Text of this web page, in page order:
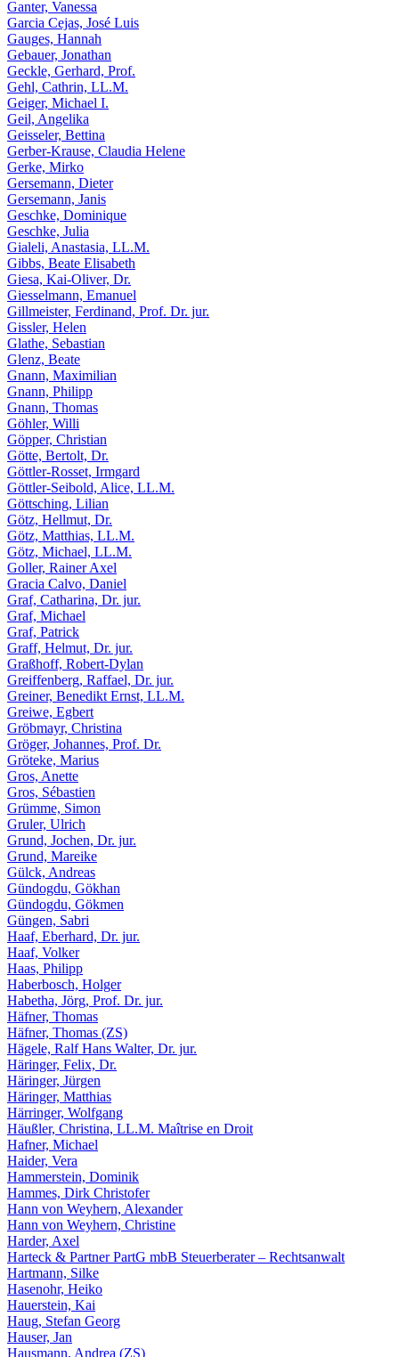
Ganter, Vanessa
Garcia Cejas, José Luis
Gauges, Hannah
Gebauer, Jonathan
Geckle, Gerhard, Prof.
Gehl, Cathrin, LL.M.
Geiger, Michael I.
Geil, Angelika
Geisseler, Bettina
Gerber-Krause, Claudia Helene
Gerke, Mirko
Gersemann, Dieter
Gersemann, Janis
Geschke, Dominique
Geschke, Julia
Gialeli, Anastasia, LL.M.
Gibbs, Beate Elisabeth
Giesa, Kai-Oliver, Dr.
Giesselmann, Emanuel
Gillmeister, Ferdinand, Prof. Dr. jur.
Gissler, Helen
Glathe, Sebastian
Glenz, Beate
Gnann, Maximilian
Gnann, Philipp
Gnann, Thomas
Göhler, Willi
Göpper, Christian
Götte, Bertolt, Dr.
Göttler-Rosset, Irmgard
Göttler-Seibold, Alice, LL.M.
Göttsching, Lilian
Götz, Hellmut, Dr.
Götz, Matthias, LL.M.
Götz, Michael, LL.M.
Goller, Rainer Axel
Gracia Calvo, Daniel
Graf, Catharina, Dr. jur.
Graf, Michael
Graf, Patrick
Graff, Helmut, Dr. jur.
Graßhoff, Robert-Dylan
Greiffenberg, Raffael, Dr. jur.
Greiner, Benedikt Ernst, LL.M.
Greiwe, Egbert
Gröbmayr, Christina
Gröger, Johannes, Prof. Dr.
Gröteke, Marius
Gros, Anette
Gros, Sébastien
Grümme, Simon
Gruler, Ulrich
Grund, Jochen, Dr. jur.
Grund, Mareike
Gülck, Andreas
Gündogdu, Gökhan
Gündogdu, Gökmen
Güngen, Sabri
Haaf, Eberhard, Dr. jur.
Haaf, Volker
Haas, Philipp
Haberbosch, Holger
Habetha, Jörg, Prof. Dr. jur.
Häfner, Thomas
Häfner, Thomas (ZS)
Hägele, Ralf Hans Walter, Dr. jur.
Häringer, Felix, Dr.
Häringer, Jürgen
Häringer, Matthias
Härringer, Wolfgang
Häußler, Christina, LL.M. Maîtrise en Droit
Hafner, Michael
Haider, Vera
Hammerstein, Dominik
Hammes, Dirk Christofer
Hann von Weyhern, Alexander
Hann von Weyhern, Christine
Harder, Axel
Harteck & Partner PartG mbB Steuerberater – Rechtsanwalt
Hartmann, Silke
Hasenohr, Heiko
Hauerstein, Kai
Haug, Stefan Georg
Hauser, Jan
Hausmann, Andrea (ZS)